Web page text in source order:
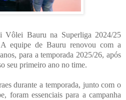
Vôlei Bauru na Superliga 2024/25
equipe de Bauru renovou com a
para a temporada 2025/26, após
seu primeiro ano no time.
durante a temporada, junto com o
foram essenciais para a campanha